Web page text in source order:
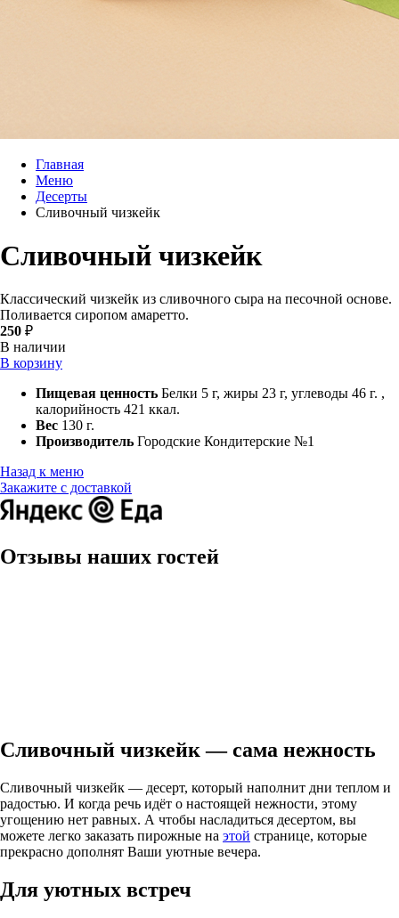
Главная
Меню
Десерты
Сливочный чизкейк
Сливочный чизкейк
Классический чизкейк из сливочного сыра на песочной основе.
Поливается сиропом амаретто.
250 ₽
В наличии
В корзину
Пищевая ценность Белки 5 г, жиры 23 г, углеводы 46 г. ,
калорийность 421 ккал.
Вес 130 г.
Производитель Городские Кондитерские №1
Назад к меню
Закажите с доставкой
Отзывы наших гостей
Сливочный чизкейк — сама нежность
Сливочный чизкейк — десерт, который наполнит дни теплом и
радостью. И когда речь идёт о настоящей нежности, этому
угощению нет равных. А чтобы насладиться десертом, вы
можете легко заказать пирожные на этой странице, которые
прекрасно дополнят Ваши уютные вечера.
Для уютных встреч